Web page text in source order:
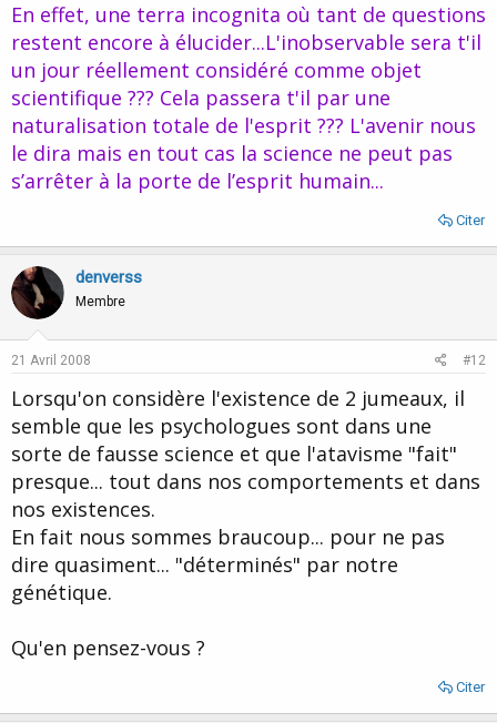
En effet, une terra incognita où tant de questions
restent encore à élucider...L'inobservable sera t'il
un jour réellement considéré comme objet
scientifique ??? Cela passera t'il par une
naturalisation totale de l'esprit ??? L'avenir nous
le dira mais en tout cas la science ne peut pas
s’arrêter à la porte de l’esprit humain...
Citer
denverss
Membre
21 Avril 2008 #12
Lorsqu'on considère l'existence de 2 jumeaux, il
semble que les psychologues sont dans une
sorte de fausse science et que l'atavisme "fait"
presque... tout dans nos comportements et dans
nos existences.
En fait nous sommes braucoup... pour ne pas
dire quasiment... "déterminés" par notre
génétique.
Qu'en pensez-vous ?
Citer